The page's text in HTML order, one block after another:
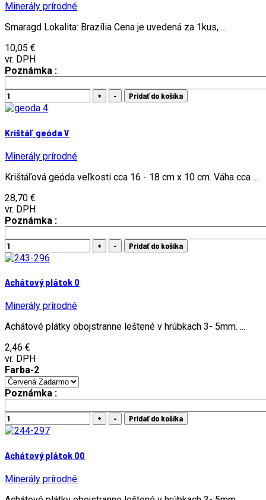
Minerály prírodné
Smaragd Lokalita: Brazília Cena je uvedená za 1kus, ...
10,05 €
vr. DPH
Poznámka :
Krištáľ geóda V
Minerály prírodné
Krištáľová geóda veľkosti cca 16 - 18 cm x 10 cm. Váha cca ...
28,70 €
vr. DPH
Poznámka :
Achátový plátok 0
Minerály prírodné
Achátové plátky obojstranne leštené v hrúbkach 3- 5mm. ...
2,46 €
vr. DPH
Farba-2
Poznámka :
Achátový plátok 00
Minerály prírodné